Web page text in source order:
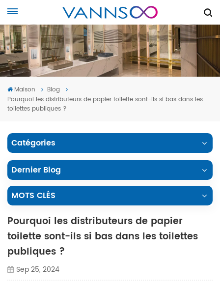
Maison
Blog
Pourquoi les distributeurs de papier toilette sont-ils si bas dans les
toilettes publiques ?
Catégories
Dernier Blog
MOTS CLÉS
Pourquoi les distributeurs de papier
toilette sont-ils si bas dans les toilettes
publiques ?
Sep 25, 2024